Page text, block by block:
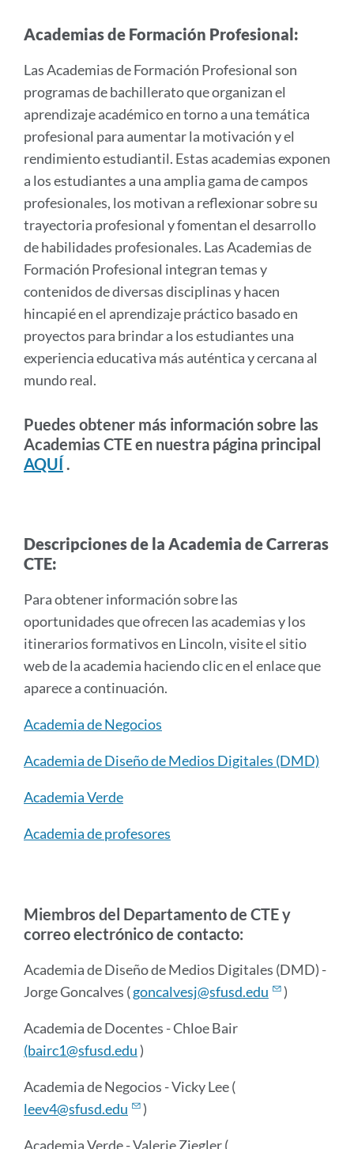
Academias de Formación Profesional:
Las Academias de Formación Profesional son
programas de bachillerato que organizan el
aprendizaje académico en torno a una temática
profesional para aumentar la motivación y el
rendimiento estudiantil. Estas academias exponen
a los estudiantes a una amplia gama de campos
profesionales, los motivan a reflexionar sobre su
trayectoria profesional y fomentan el desarrollo
de habilidades profesionales. Las Academias de
Formación Profesional integran temas y
contenidos de diversas disciplinas y hacen
hincapié en el aprendizaje práctico basado en
proyectos para brindar a los estudiantes una
experiencia educativa más auténtica y cercana al
mundo real.
Puedes obtener más información sobre las
Academias CTE en nuestra página principal
AQUÍ .
Descripciones de la Academia de Carreras
CTE:
Para obtener información sobre las
oportunidades que ofrecen las academias y los
itinerarios formativos en Lincoln, visite el sitio
web de la academia haciendo clic en el enlace que
aparece a continuación.
Academia de Negocios
Academia de Diseño de Medios Digitales (DMD)
Academia Verde
Academia de profesores
Miembros del Departamento de CTE y
correo electrónico de contacto:
Academia de Diseño de Medios Digitales (DMD) -
Jorge Goncalves (goncalvesj@sfusd.edu )
Academia de Docentes - Chloe Bair
(bairc1@sfusd.edu)
Academia de Negocios - Vicky Lee (
leev4@sfusd.edu
)
Academia Verde - Valerie Ziegler (